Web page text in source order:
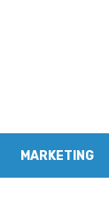
MARKETING